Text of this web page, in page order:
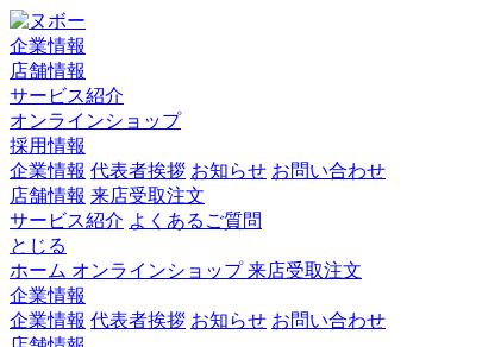
企業情報
店舗情報
サービス紹介
オンラインショップ
採用情報
企業情報 代表者挨拶 お知らせ お問い合わせ
店舗情報 来店受取注文
サービス紹介 よくあるご質問
とじる
ホーム オンラインショップ来店受取注文
企業情報
企業情報 代表者挨拶 お知らせ お問い合わせ